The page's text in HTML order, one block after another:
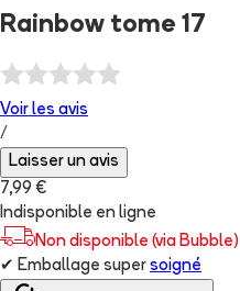
Rainbow tome 17
Voir les avis
/
Laisser un avis
7,99 €
Indisponible en ligne
Non disponible (via Bubble)
✔ Emballage super soigné